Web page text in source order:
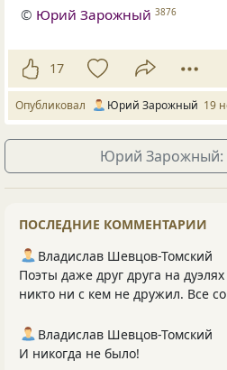
© Юрий Зарожный 3876
17
Опубликовал Юрий Зарожный 19
Юрий Зарожный:
ПОСЛЕДНИЕ КОММЕНТАРИИ
Владислав Шевцов-Томский
Поэты даже друг друга на
никто ни с кем не дружил. Все
Владислав Шевцов-Томский
И никогда не было!